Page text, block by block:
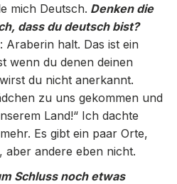
mich Deutsch. Denken die
dass du deutsch bist?
Araberin halt. Das ist ein
wenn du denen deinen
du nicht anerkannt.
zu uns gekommen und
Land!“ Ich dachte
Es gibt ein paar Orte,
andere eben nicht.
Schluss noch etwas